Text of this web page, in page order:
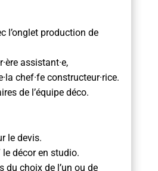
l’onglet production de
assistant·e,
chef·fe constructeur·rice.
de l’équipe déco.
le devis.
décor en studio.
du choix de l’un ou de